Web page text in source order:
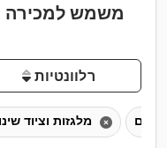
משמש למכירה
רלוונטיות